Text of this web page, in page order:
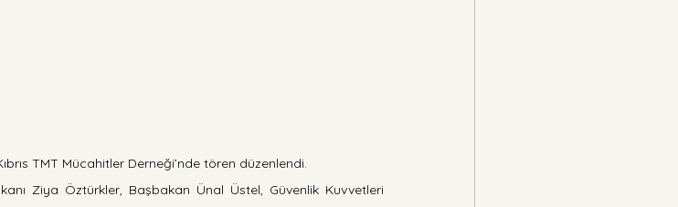
TMT Mücahitler Derneği’nde tören düzenlendi.
Ziya Öztürkler, Başbakan Ünal Üstel, Güvenlik Kuvvetleri